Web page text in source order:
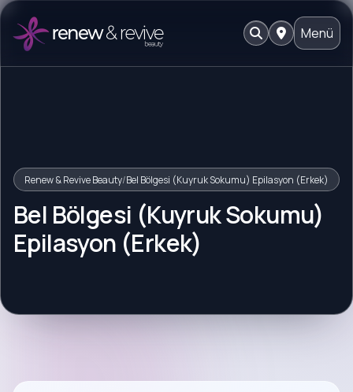
Menü
Renew & Revive Beauty/Bel Bölgesi (Kuyruk Sokumu) Epilasyon (Erkek)
Bel Bölgesi (Kuyruk Sokumu)
Epilasyon (Erkek)